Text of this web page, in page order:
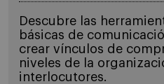
Descubre las
básicas de
crear vínculos de
niveles de la
interlocutores.